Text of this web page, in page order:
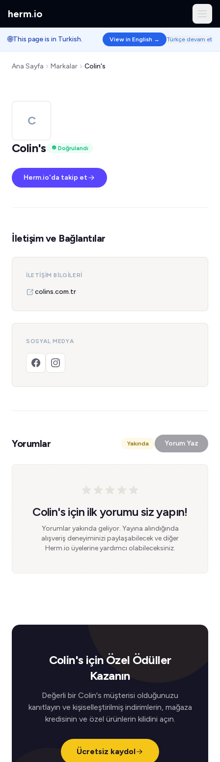
herm.io
🌐This page is in Turkish. View in English → Türkçe devam et
Ana Sayfa Markalar Colin's
C
Colin's
Doğrulandı
Herm.io'da takip et
İletişim ve Bağlantılar
İLETIŞIM BILGILERI
colins.com.tr
SOSYAL MEDYA
Yorumlar Yakında Yorum Yaz
Colin's için ilk yorumu siz yapın!
Yorumlar yakında geliyor. Yayına alındığında
alışveriş deneyiminizi paylaşabilecek ve diğer
Herm.io üyelerine yardımcı olabileceksiniz.
Colin's için Özel Ödüller
Kazanın
Değerli bir Colin's müşterisi olduğunuzu
kanıtlayın ve kişiselleştirilmiş indirimlerin, mağaza
kredisinin ve özel ürünlerin kilidini açın.
Ücretsiz kaydol